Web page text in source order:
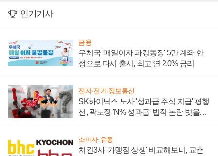
인기기사
금융
우체국 '매일이자 파킹통장' 5만 계좌 한
정으로 다시 출시, 최고 연 2.0% 금리
전자·전기·정보통신
SK하이닉스 노사 '성과급 주식 지급' 평행
선, 곽노정 'N% 성과급' 법적 논란 벗을지
소비자·유통
치킨3사 '가맹점 상생' 비교해보니, 교촌